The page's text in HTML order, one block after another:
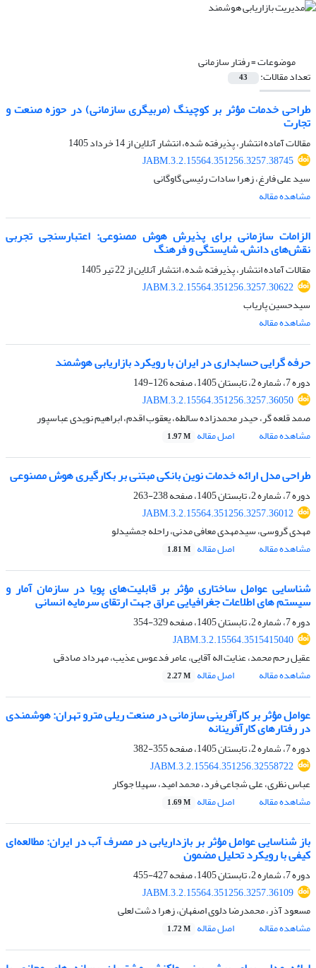
موضوعات =رفتار سازمانی
تعداد مقالات: 43
طراحی خدمات مؤثر بر کوچینگ (مربیگری سازمانی) در حوزه صنعت و
تجارت
مقالات آماده انتشار، پذیرفته شده، انتشار آنلاین از14 خرداد 1405
JABM.3.2.15564.351256.3257.38745
سید علی فارغ، زهرا سادات رئیسی گاوگانی
مشاهده مقاله
الزامات سازمانی برای پذیرش هوش مصنوعی: اعتبارسنجی تجربی
نقش‌های دانش، شایستگی و فرهنگ
مقالات آماده انتشار، پذیرفته شده، انتشار آنلاین از22 تیر 1405
JABM.3.2.15564.351256.3257.30622
سیدحسین پاریاب
مشاهده مقاله
حرفه گرایی حسابداری در ایران با رویکرد بازاریابی هوشمند
دوره 7، شماره 2، تابستان 1405، صفحه
126-149
JABM.3.2.15564.351256.3257.36050
صمد قلعه گر، حیدر محمدزاده سالطه، یعقوب اقدم، ابراهیم نویدی عباسپور
مشاهده مقاله
اصل مقاله 1.97 M
طراحی مدل ارائه خدمات نوین بانکی مبتنی بر بکارگیری هوش مصنوعی
دوره 7، شماره 2، تابستان 1405، صفحه
238-263
JABM.3.2.15564.351256.3257.36012
مهدی گروسی، سیدمهدی معافی مدنی، راحله جمشیدلو
مشاهده مقاله
اصل مقاله 1.81 M
شناسایی عوامل ساختاری مؤثر بر قابلیت‌های پویا در سازمان آمار و
سیستم های اطلاعات جغرافیایی عراق جهت ارتقای سرمایه انسانی
دوره 7، شماره 2، تابستان 1405، صفحه
329-354
JABM.3.2.15564.3515415040
عقیل رحم محمد، عنایت اله آقایی، عامر فدعوس عذیب، مهرداد صادقی
مشاهده مقاله
اصل مقاله 2.27 M
عوامل مؤثر بر کارآفرینی سازمانی در صنعت ریلی مترو تهران: هوشمندی
در رفتارهای کارآفرینانه
دوره 7، شماره 2، تابستان 1405، صفحه
355-382
JABM.3.2.15564.351256.32558722
عباس نظری، علی شجاعی فرد، محمد امید، سهیلا جوکار
مشاهده مقاله
اصل مقاله 1.69 M
باز شناسایی عوامل مؤثر بر بازداریابی در مصرف آب در ایران: مطالعه‌ای
کیفی با رویکرد تحلیل مضمون
دوره 7، شماره 2، تابستان 1405، صفحه
427-455
JABM.3.2.15564.351256.3257.36109
مسعود آذر، محمدرضا دلوی اصفهان، زهرا دشت لعلی
مشاهده مقاله
اصل مقاله 1.72 M